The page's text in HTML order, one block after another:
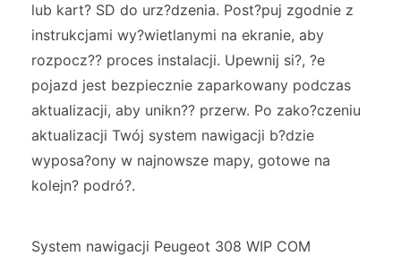
lub kart? SD do urz?dzenia. Post?puj zgodnie z
instrukcjami wy?wietlanymi na ekranie, aby
rozpocz?? proces instalacji. Upewnij si?, ?e
pojazd jest bezpiecznie zaparkowany podczas
aktualizacji, aby unikn?? przerw. Po zako?czeniu
aktualizacji Twój system nawigacji b?dzie
wyposa?ony w najnowsze mapy, gotowe na
kolejn? podró?.
System nawigacji Peugeot 308 WIP COM